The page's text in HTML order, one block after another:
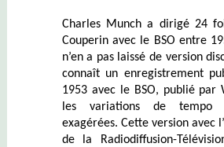
Charles Munch a dirigé 24
Couperin avec le BSO entre
n’en a pas laissé de version
connaît un enregistrement
1953 avec le BSO, publié par
les variations de tempo
exagérées. Cette version avec
de la Radiodiffusion-